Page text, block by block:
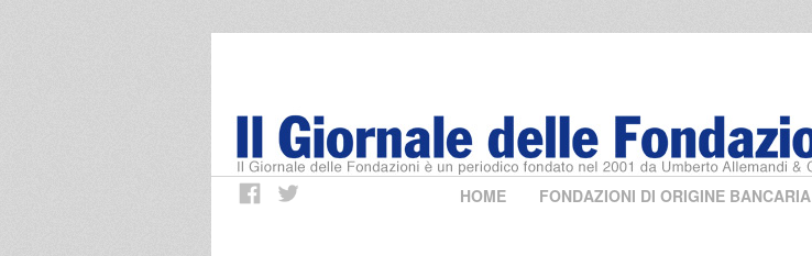
HOME FONDAZIONI DI ORIGINE BANCARIA